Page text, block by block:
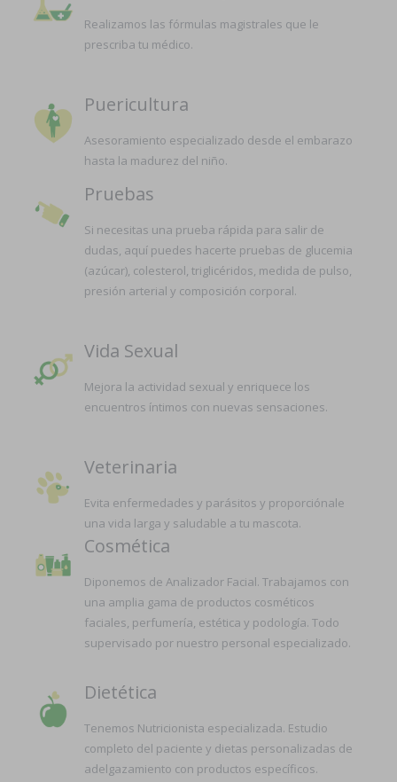
Realizamos las fórmulas magistrales que le
prescriba tu médico.
Puericultura
Asesoramiento especializado desde el embarazo
hasta la madurez del niño.
Pruebas
Si necesitas una prueba rápida para salir de
dudas, aquí puedes hacerte pruebas de glucemia
(azúcar), colesterol, triglicéridos, medida de pulso,
presión arterial y composición corporal.
Vida Sexual
Mejora la actividad sexual y enriquece los
encuentros íntimos con nuevas sensaciones.
Veterinaria
Evita enfermedades y parásitos y proporciónale
una vida larga y saludable a tu mascota.
Cosmética
Diponemos de Analizador Facial. Trabajamos con
una amplia gama de productos cosméticos
faciales, perfumería, estética y podología. Todo
supervisado por nuestro personal especializado.
Dietética
Tenemos Nutricionista especializada. Estudio
completo del paciente y dietas personalizadas de
adelgazamiento con productos específicos.